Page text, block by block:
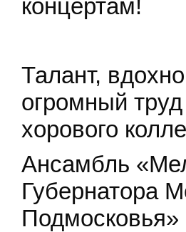
концертам!
Талант,
огромный труд
хорового
Ансамбль
Губернатора
Подмосковья»